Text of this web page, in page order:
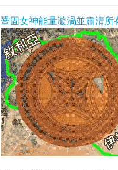
鞏固女神能量漩渦並肅清所